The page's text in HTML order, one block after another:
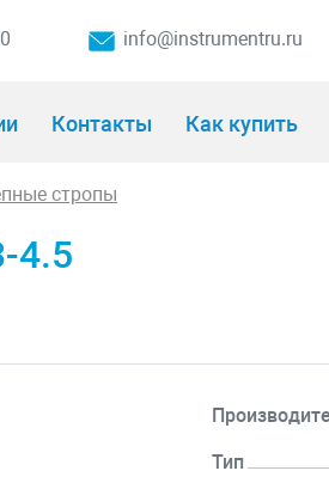
info@instrumentru.ru
Контакты Как купить
стропы
4.5
Тип